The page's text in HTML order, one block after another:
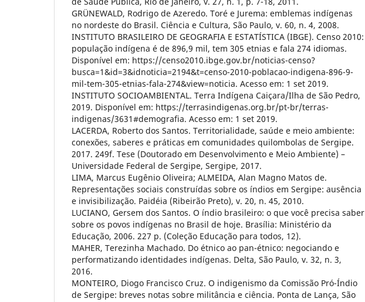
GRÜNEWALD, Rodrigo de Azeredo. Toré e Jurema: emblemas indígenas
no nordeste do Brasil. Ciência e Cultura, São Paulo, v. 60, n. 4, 2008.
INSTITUTO BRASILEIRO DE GEOGRAFIA E ESTATÍSTICA (IBGE). Censo 2010:
população indígena é de 896,9 mil, tem 305 etnias e fala 274 idiomas.
Disponível em: https://censo2010.ibge.gov.br/noticias-censo?
busca=1&id=3&idnoticia=2194&t=censo-2010-poblacao-indigena-896-9-
mil-tem-305-etnias-fala-274&view=noticia. Acesso em: 1 set 2019.
INSTITUTO SOCIOAMBIENTAL. Terra Indígena Caiçara/Ilha de São Pedro,
2019. Disponível em: https://terrasindigenas.org.br/pt-br/terras-
indigenas/3631#demografia. Acesso em: 1 set 2019.
LACERDA, Roberto dos Santos. Territorialidade, saúde e meio ambiente:
conexões, saberes e práticas em comunidades quilombolas de Sergipe.
2017. 249f. Tese (Doutorado em Desenvolvimento e Meio Ambiente) –
Universidade Federal de Sergipe, Sergipe, 2017.
LIMA, Marcus Eugênio Oliveira; ALMEIDA, Alan Magno Matos de.
Representações sociais construídas sobre os índios em Sergipe: ausência
e invisibilização. Paidéia (Ribeirão Preto), v. 20, n. 45, 2010.
LUCIANO, Gersem dos Santos. O índio brasileiro: o que você precisa saber
sobre os povos indígenas no Brasil de hoje. Brasília: Ministério da
Educação, 2006. 227 p. (Coleção Educação para todos, 12).
MAHER, Terezinha Machado. Do étnico ao pan-étnico: negociando e
performatizando identidades indígenas. Delta, São Paulo, v. 32, n. 3,
2016.
MONTEIRO, Diogo Francisco Cruz. O indigenismo da Comissão Pró-Índio
de Sergipe: breves notas sobre militância e ciência. Ponta de Lança, São